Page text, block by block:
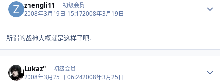
zhengli11 初级会员
2008年3月19日 15:172008年3月19日
所谓的战神大概就是这样了吧.
Lukaz'' 初级会员
2008年3月25日 06:242008年3月25日